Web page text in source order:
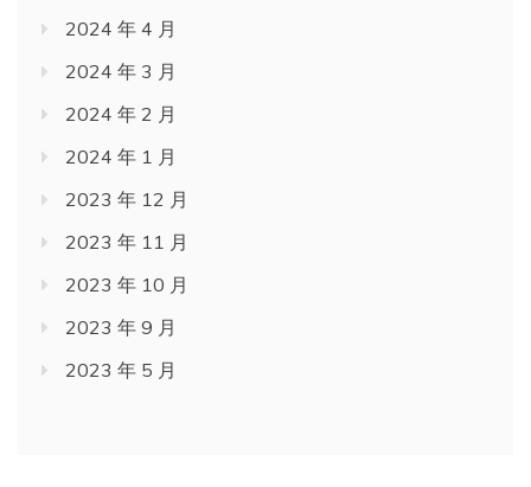
2024 年 4 月
2024 年 3 月
2024 年 2 月
2024 年 1 月
2023 年 12 月
2023 年 11 月
2023 年 10 月
2023 年 9 月
2023 年 5 月